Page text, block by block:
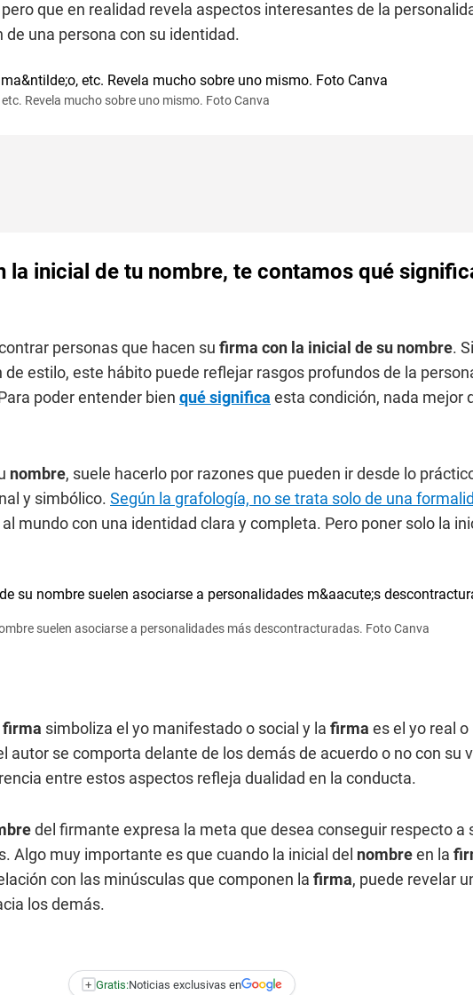
que en realidad revela aspectos interesantes de la
una persona con su identidad.
Revela mucho sobre uno mismo. Foto Canva
la inicial de tu nombre, te contamos qué
personas que hacen su firma con la inicial de su nombre.
estilo, este hábito puede reflejar rasgos profundos de la
poder entender bien qué significa esta condición, nada mejor
nombre, suele hacerlo por razones que pueden ir desde lo
y simbólico. Según la grafología, no se trata solo de una
mundo con una identidad clara y completa. Pero poner solo la
suelen asociarse a personalidades más descontracturadas. Foto Canva
firma simboliza el yo manifestado o social y la firma es el yo real
autor se comporta delante de los demás de acuerdo o no con su
entre estos aspectos refleja dualidad en la conducta.
del firmante expresa la meta que desea conseguir respecto a
Algo muy importante es que cuando la inicial del nombreen la
con las minúsculas que componen la firma, puede revelar
los demás.
+ Gratis:Noticias exclusivas en